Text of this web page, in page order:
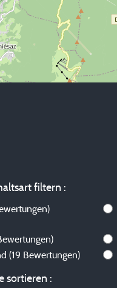
filtern :
(19 Bewertungen)
sortieren :